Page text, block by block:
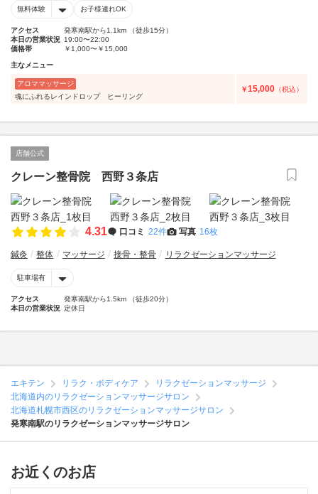
無料体験 お子様連れOK
アクセス
発寒南駅から1.1km （徒歩15分）
本日の営業状況 19:00〜22:00
価格帯
￥1,000〜￥15,000
主なメニュー
アロママッサージ
魂にふれるレインドロップ ヒーリング
￥15,000 （税込）
店舗公式
クレーン整骨院 西野３条店
4.31 口コミ 22件 写真 16枚
鍼灸 整体 マッサージ 接骨・整骨 リラクゼーションマッサージ
駐車場有
アクセス
発寒南駅から1.5km （徒歩20分）
本日の営業状況 定休日
エキテン リラク・ボディケア
リラクゼーションマッサージ
北海道内のリラクゼーションマッサージサロン
北海道札幌市西区のリラクゼーションマッサージサロン
発寒南駅のリラクゼーションマッサージサロン
お近くのお店